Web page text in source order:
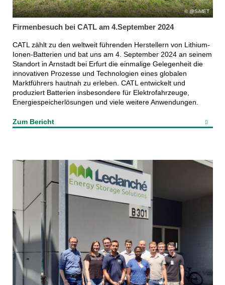
@SiMET
Firmenbesuch bei CATL am 4.September 2024
CATL zählt zu den weltweit führenden Herstellern von Lithium-
Ionen-Batterien und bat uns am 4. September 2024 an seinem
Standort in Arnstadt bei Erfurt die einmalige Gelegenheit die
innovativen Prozesse und Technologien eines globalen
Marktführers hautnah zu erleben. CATL entwickelt und
produziert Batterien insbesondere für Elektrofahrzeuge,
Energiespeicherlösungen und viele weitere Anwendungen.
Zum Bericht